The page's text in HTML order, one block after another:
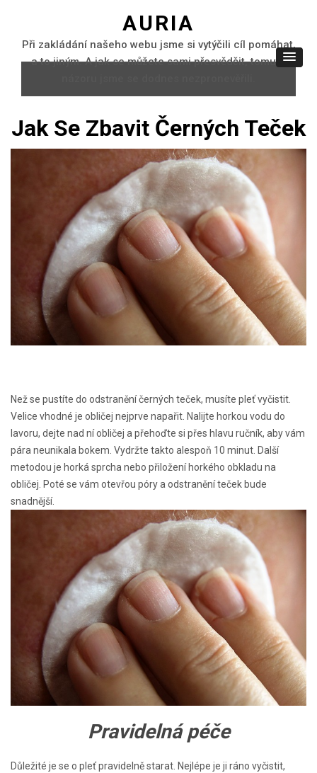
AURIA
Při zakládání našeho webu jsme si vytýčili cíl pomáhat,
a to jiným. A jak se můžete sami přesvědčit, tomuto
Jak Se Zbavit Černých Teček
Než se pustíte do odstranění černých teček, musíte pleť vyčistit.
Velice vhodné je obličej nejprve napařit. Nalijte horkou vodu do
lavoru, dejte nad ní obličej a přehoďte si přes hlavu ručník, aby vám
pára neunikala bokem. Vydržte takto alespoň 10 minut. Další
metodou je horká sprcha nebo přiložení horkého obkladu na
obličej. Poté se vám otevřou póry a odstranění teček bude
snadnější.
Pravidelná péče
Důležité je se o pleť pravidelně starat. Nejlépe je ji ráno vyčistit,